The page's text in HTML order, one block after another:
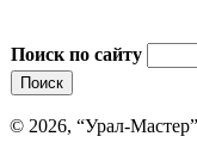
Поиск по сайту
© 2026, “Урал-Мастер”